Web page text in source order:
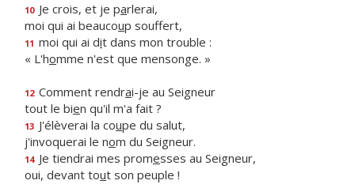
10 Je crois, et je parlerai,
moi qui ai beaucoup souffert,
11 moi qui ai dit dans mon trouble :
« L'homme n'est que mensonge. »
12 Comment rendrai-je au Seigneur
tout le bien qu'il m'a fait ?
13 J'élèverai la coupe du salut,
j'invoquerai le nom du Seigneur.
14 Je tiendrai mes promesses au Seigneur,
oui, devant tout son peuple !